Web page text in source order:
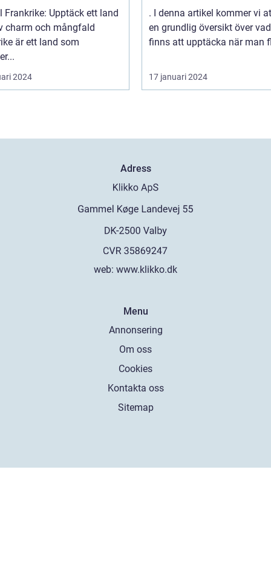
Frankrike: Upptäck ett land
charm och mångfald
är ett land som
2024
till de vackra
behagliga klimatet och
avslappnade
denna spanska ö
. I denna artikel kommer vi
en grundlig översikt över
finns att upptäcka när man
17 januari 2024
Adress
web: www.klikko.dk
Menu
Annonsering
Om oss
Cookies
Kontakta oss
Sitemap